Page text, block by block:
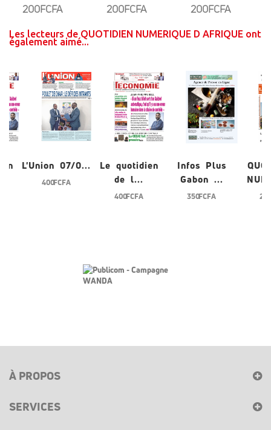
200FCFA 200FCFA 200FCFA
Les lecteurs de QUOTIDIEN NUMERIQUE D AFRIQUE ont
également aimé...
L'Union 07/0...
400 FCFA
Le quotidien
de l...
400 FCFA
Infos Plus
Gabon ...
350 FCFA
À PROPOS
SERVICES